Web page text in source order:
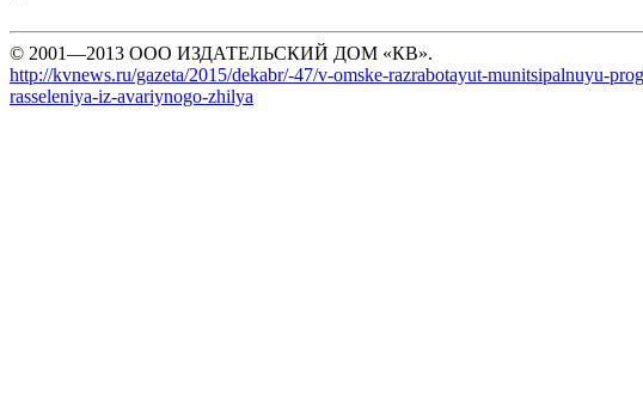
© 2001—2013 ООО ИЗДАТЕЛЬСКИЙ ДОМ «КВ».
http://kvnews.ru/gazeta/2015/dekabr/-47/v-omske-razrabotayut-munitsipalnuyu-
rasseleniya-iz-avariynogo-zhilya